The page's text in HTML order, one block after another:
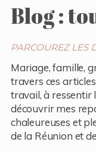
Blog :
PARCOUREZ LES
Mariage, famille,
travers ces
travail, à ressentir
découvrir mes
chaleureuses et
de la Réunion et